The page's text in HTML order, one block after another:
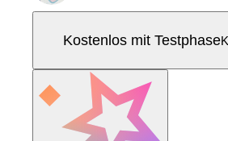
Kostenlos mit Testphase